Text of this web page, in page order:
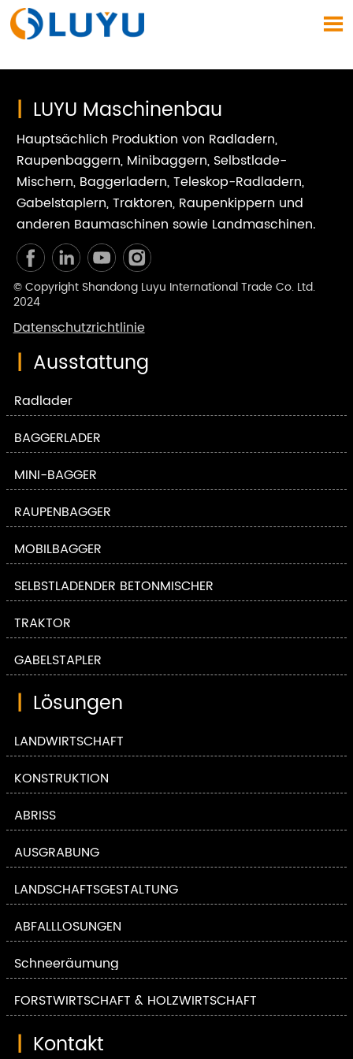

| LUYU Maschinenbau
Hauptsächlich Produktion von Radladern,
Raupenbaggern, Minibaggern, Selbstlade-
Mischern, Baggerladern, Teleskop-Radladern,
Gabelstaplern, Traktoren, Raupenkippern und
anderen Baumaschinen sowie Landmaschinen.
© Copyright Shandong Luyu International Trade Co. Ltd.
2024
Datenschutzrichtlinie
| Ausstattung
Radlader
BAGGERLADER
MINI-BAGGER
RAUPENBAGGER
MOBILBAGGER
SELBSTLADENDER BETONMISCHER
TRAKTOR
GABELSTAPLER
| Lösungen
LANDWIRTSCHAFT
KONSTRUKTION
ABRISS
AUSGRABUNG
LANDSCHAFTSGESTALTUNG
ABFALLLÖSUNGEN
Schneeräumung
FORSTWIRTSCHAFT & HOLZWIRTSCHAFT
| Kontakt